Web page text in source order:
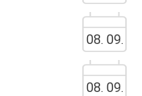
08. 09.
08. 09.